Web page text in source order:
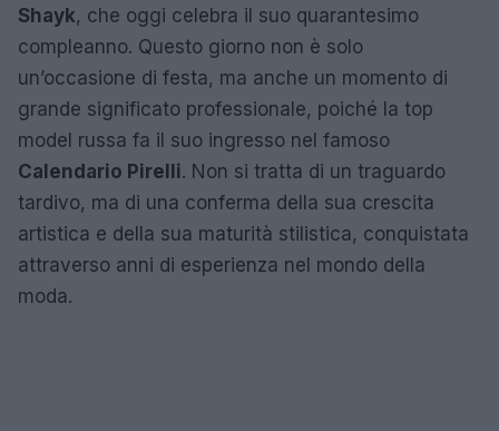
Shayk, che oggi celebra il suo quarantesimo
compleanno. Questo giorno non è solo
un’occasione di festa, ma anche un momento di
grande significato professionale, poiché la top
model russa fa il suo ingresso nel famoso
Calendario Pirelli. Non si tratta di un traguardo
tardivo, ma di una conferma della sua crescita
artistica e della sua maturità stilistica, conquistata
attraverso anni di esperienza nel mondo della
moda.